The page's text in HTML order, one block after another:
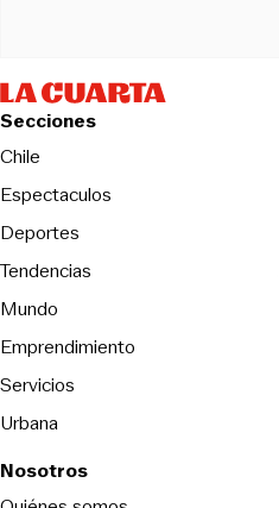
Secciones
Chile
Espectaculos
Deportes
Tendencias
Mundo
Emprendimiento
Servicios
Urbana
Nosotros